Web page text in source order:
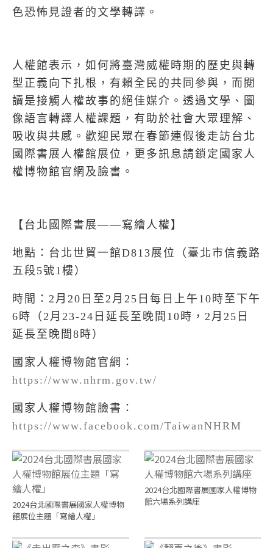
色恐怖見證者的文學轉譯。
人權館表示，如何將臺灣威權時期的歷史與轉
型正義向下扎根，有賴全民的共同參與，而閱
讀是接觸人權故事的絕佳媒介。透過文學、圖
像語言轉譯人權課題，有助於社會大眾理解、
吸收與共感。歡迎民眾在春節連假後走訪台北
國際書展人權館展位，更多訊息請鎖定國家人
權博物館官網及臉書。
【台北國際書展——寫繪人權】
地點：台北世貿一館D813展位（臺北市信義路
五段5號1樓）
時間：2月20日至2月25日每日上午10時至下午
6時（2月23-24日延長至晚間10時，2月25日
延長至晚間8時）
國家人權博物館官網：
https://www.nhrm.gov.tw/
國家人權博物館臉書：
https://www.facebook.com/TaiwanNHRM
2024台北國際書展國家人權博物
館展位主題「寫繪人權」
2024台北國際書展國家人權博物
館六場系列講座